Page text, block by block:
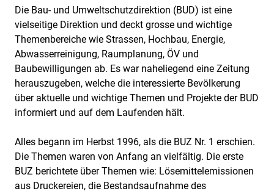
Die Bau- und Umweltschutzdirektion (BUD) ist eine
vielseitige Direktion und deckt grosse und wichtige
Themenbereiche wie Strassen, Hochbau, Energie,
Abwasserreinigung, Raumplanung, ÖV und
Baubewilligungen ab. Es war naheliegend eine Zeitung
herauszugeben, welche die interessierte Bevölkerung
über aktuelle und wichtige Themen und Projekte der BUD
informiert und auf dem Laufenden hält.
Alles begann im Herbst 1996, als die BUZ Nr. 1 erschien.
Die Themen waren von Anfang an vielfältig. Die erste
BUZ berichtete über Themen wie: Lösemittelemissionen
aus Druckereien, die Bestandsaufnahme des